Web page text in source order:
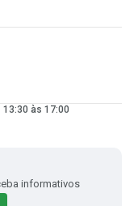
às 17:00
informativos